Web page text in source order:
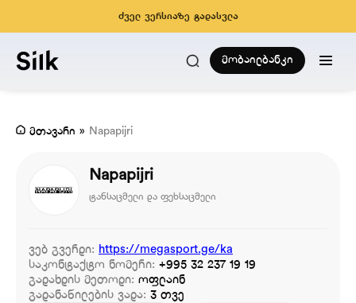
ძველ ვერსიაზე გადასვლა
მობაილბანკი
მთავარი » Napapijri
Napapijri
ტანსაცმელი და ფეხსაცმელი
ვებ გვერდი: https://megasport.ge/ka
საკონტაქტო ნომერი: +995 32 237 19 19
გადახდის მეთოდი: ოფლაინ
გადანაწილების ვადა: 3 თვე